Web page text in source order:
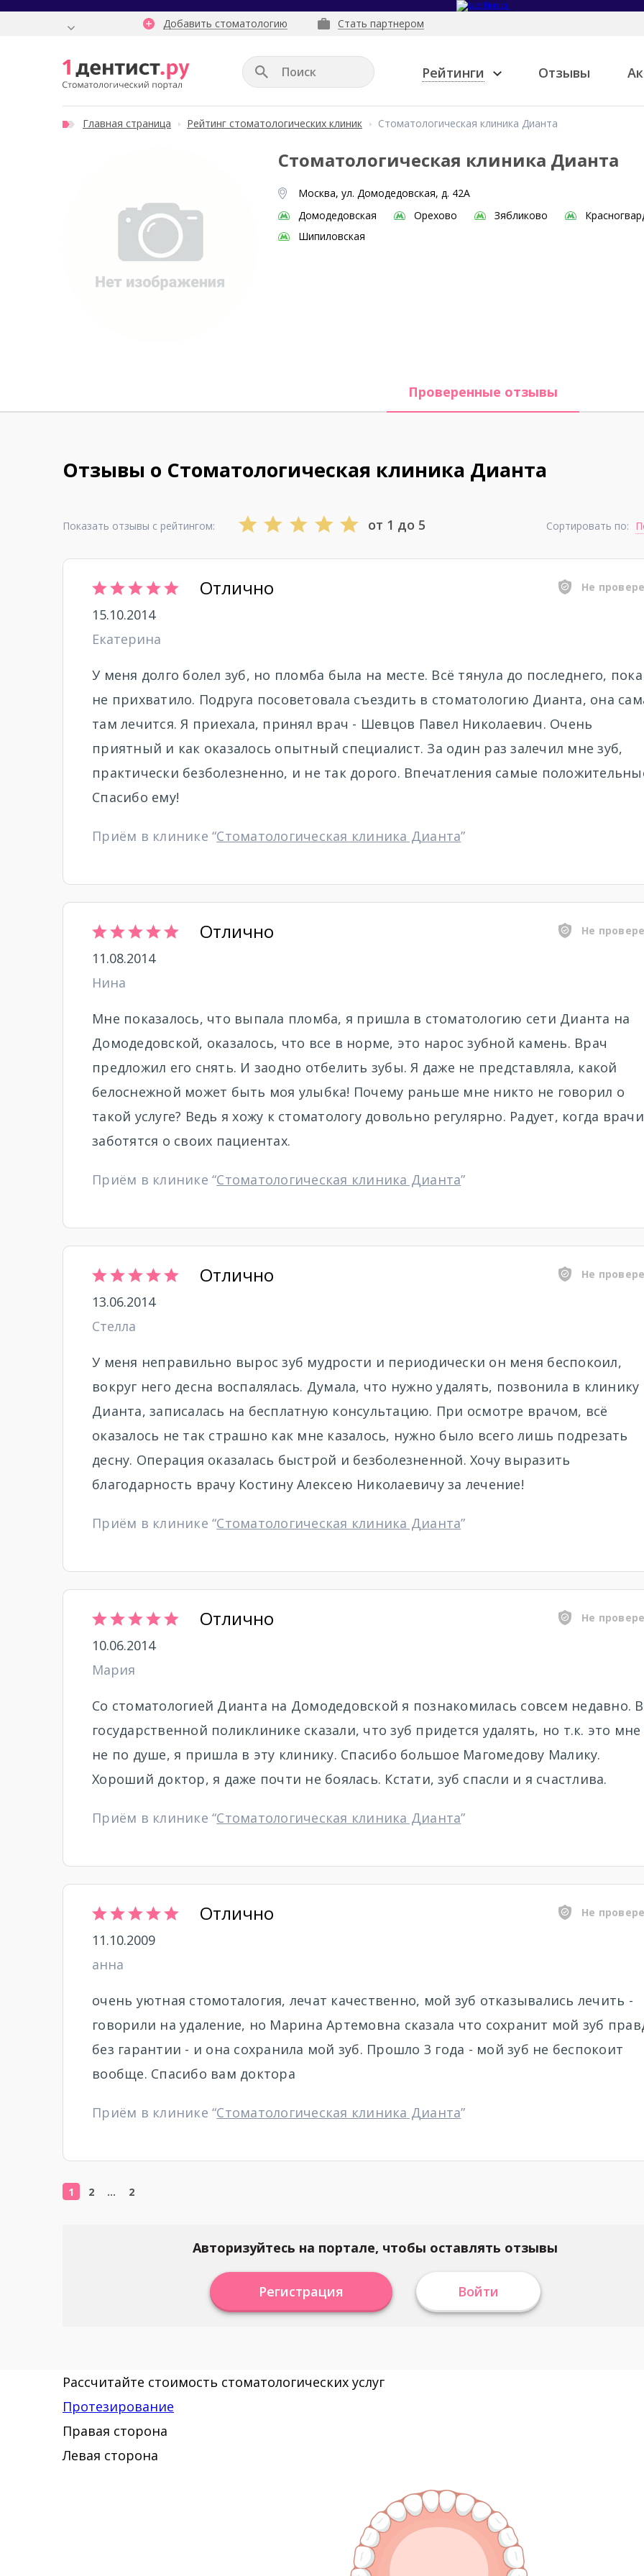
Добавить стоматологию Стать партнером
Рейтинги Отзывы
Главная страница Рейтинг стоматологических клиник Стоматологическая клиника Дианта
Стоматологическая клиника Дианта
Москва, ул. Домодедовская, д. 42А
Домодедовская
Орехово Зябликово
Шипиловская
Проверенные отзывы
Отзывы о Стоматологическая клиника Дианта
Показать отзывы с рейтингом: от 1 до 5 Сортировать по:
Отлично Не
15.10.2014
Екатерина
У меня долго болел зуб, но пломба была на месте. Всё тянула до последнего, пока
не прихватило. Подруга посоветовала съездить в стоматологию Дианта, она
там лечится. Я приехала, принял врач - Шевцов Павел Николаевич. Очень
приятный и как оказалось опытный специалист. За один раз залечил мне зуб,
практически безболезненно, и не так дорого. Впечатления самые
Спасибо ему!
Приём в клинике “Стоматологическая клиника Дианта”
Отлично Не
11.08.2014
Нина
Мне показалось, что выпала пломба, я пришла в стоматологию сети Дианта на
Домодедовской, оказалось, что все в норме, это нарос зубной камень. Врач
предложил его снять. И заодно отбелить зубы. Я даже не представляла, какой
белоснежной может быть моя улыбка! Почему раньше мне никто не говорил о
такой услуге? Ведь я хожу к стоматологу довольно регулярно. Радует, когда врачи
заботятся о своих пациентах.
Приём в клинике “Стоматологическая клиника Дианта”
Отлично Не
13.06.2014
Стелла
У меня неправильно вырос зуб мудрости и периодически он меня беспокоил,
вокруг него десна воспалялась. Думала, что нужно удалять, позвонила в клинику
Дианта, записалась на бесплатную консультацию. При осмотре врачом, всё
оказалось не так страшно как мне казалось, нужно было всего лишь подрезать
десну. Операция оказалась быстрой и безболезненной. Хочу выразить
благодарность врачу Костину Алексею Николаевичу за лечение!
Приём в клинике “Стоматологическая клиника Дианта”
Отлично Не
10.06.2014
Мария
Со стоматологией Дианта на Домодедовской я познакомилась совсем недавно. В
государственной поликлинике сказали, что зуб придется удалять, но т.к. это мне
не по душе, я пришла в эту клинику. Спасибо большое Магомедову Малику.
Хороший доктор, я даже почти не боялась. Кстати, зуб спасли и я счастлива.
Приём в клинике “Стоматологическая клиника Дианта”
Отлично Не
11.10.2009
анна
очень уютная стомоталогия, лечат качественно, мой зуб отказывались лечить -
говорили на удаление, но Марина Артемовна сказала что сохранит мой зуб
без гарантии - и она сохранила мой зуб. Прошло 3 года - мой зуб не беспокоит
вообще. Спасибо вам доктора
Приём в клинике “Стоматологическая клиника Дианта”
1 2 … 2
Авторизуйтесь на портале, чтобы оставлять отзывы
Регистрация Войти
Рассчитайте стоимость стоматологических услуг
Протезирование
Правая сторона
Левая сторона